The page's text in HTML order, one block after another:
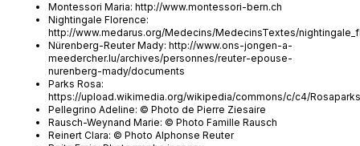
Montessori Maria: http://www.montessori-bern.ch
Nightingale Florence:
http://www.medarus.org/Medecins/MedecinsTextes/
Nürenberg-Reuter Mady: http://www.ons-jongen-a-
meedercher.lu/archives/personnes/reuter-epouse-
nurenberg-mady/documents
Parks Rosa:
https://upload.wikimedia.org/wikipedia/commons/c/c4/
Pellegrino Adeline: © Photo de Pierre Ziesaire
Rausch-Weynand Marie: © Photo Famille Rausch
Reinert Clara: © Photo Alphonse Reuter